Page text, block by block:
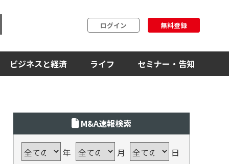
ログイン 無料登録
ビジネスと経済 ライフ セミナー・告知
M&A速報検索
年 月 日